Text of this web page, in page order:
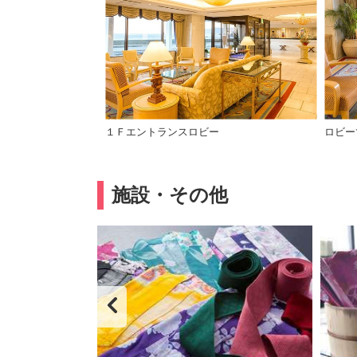
１Ｆエントランスロビー ロビ
施設・その他